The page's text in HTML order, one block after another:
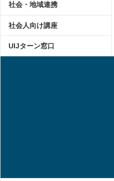
社会・地域連携
社会人向け講座
UIJターン窓口